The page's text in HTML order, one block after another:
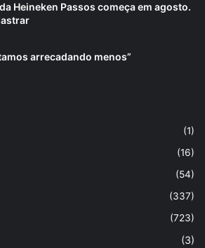
Heineken Passos começa em agosto.
arrecadando menos”
(1)
(16)
(54)
(337)
(723)
(3)